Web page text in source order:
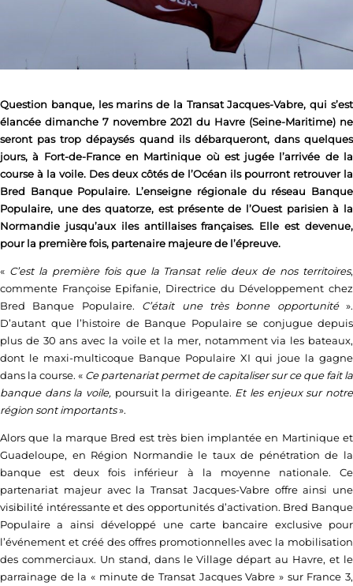
Question banque, les marins de la Transat Jacques-Vabre, qui s’est
élancée dimanche 7 novembre 2021 du Havre (Seine-Maritime) ne
seront pas trop dépaysés quand ils débarqueront, dans quelques
jours, à Fort-de-France en Martinique où est jugée l’arrivée de la
course à la voile. Des deux côtés de l’Océan ils pourront retrouver la
Bred Banque Populaire. L’enseigne régionale du réseau Banque
Populaire, une des quatorze, est présente de l’Ouest parisien à la
Normandie jusqu’aux iles antillaises françaises. Elle est devenue,
pour la première fois, partenaire majeure de l’épreuve.
« C’est la première fois que la Transat relie deux de nos territoires,
commente Françoise Epifanie, Directrice du Développement chez
Bred Banque Populaire. C’était une très bonne opportunité ».
D’autant que l’histoire de Banque Populaire se conjugue depuis
plus de 30 ans avec la voile et la mer, notamment via les bateaux,
dont le maxi-multicoque Banque Populaire XI qui joue la gagne
dans la course. « Ce partenariat permet de capitaliser sur ce que fait la
banque dans la voile, poursuit la dirigeante. Et les enjeux sur notre
région sont importants».
Alors que la marque Bred est très bien implantée en Martinique et
Guadeloupe, en Région Normandie le taux de pénétration de la
banque est deux fois inférieur à la moyenne nationale. Ce
partenariat majeur avec la Transat Jacques-Vabre offre ainsi une
visibilité intéressante et des opportunités d’activation. Bred Banque
Populaire a ainsi développé une carte bancaire exclusive pour
l’événement et créé des offres promotionnelles avec la mobilisation
des commerciaux. Un stand, dans le Village départ au Havre, et le
parrainage de la « minute de Transat Jacques Vabre » sur France 3,